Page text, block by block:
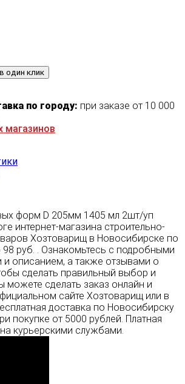
один клик
по городу: при заказе от 10 000
магазинов
форм D 205мм 1405 мл 2шт/уп
интернет-магазина строительно-
Хозтоварищ в Новосибирске по
98 руб. . Ознакомьтесь с подробными
и описанием, а также отзывами о
сделать правильный выбор и
можете сделать заказ онлайн и
сайте Хозтоварищ или в
доставка по Новосибирску
покупке от 5000 рублей. Платная
курьерскими службами.